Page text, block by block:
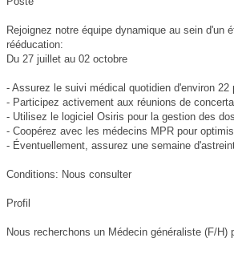
Rejoignez notre équipe dynamique au sein
rééducation:
Du 27 juillet au 02 octobre
- Assurez le suivi médical quotidien d'environ
- Participez activement aux réunions de
- Utilisez le logiciel Osiris pour la gestion des
- Coopérez avec les médecins MPR pour
- Éventuellement, assurez une semaine
Conditions: Nous consulter
Profil
Nous recherchons un Médecin généraliste (F/